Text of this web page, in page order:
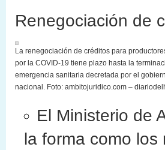
Renegociación de
La renegociación de créditos para
por la COVID-19 tiene plazo hasta la
emergencia sanitaria decretada por el
nacional. Foto: ambitojuridico.com –
El Ministerio de
la forma como